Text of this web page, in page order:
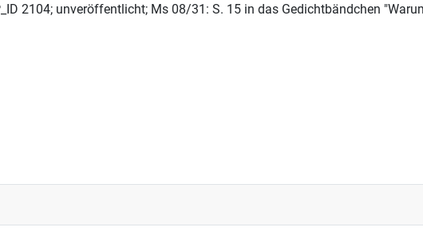
2104; unveröffentlicht; Ms 08/31: S. 15 in das Gedichtbändchen